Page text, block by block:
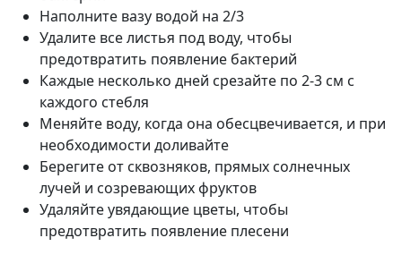
Наполните вазу водой на 2/3
Удалите все листья под воду, чтобы
предотвратить появление бактерий
Каждые несколько дней срезайте по 2-3 см с
каждого стебля
Меняйте воду, когда она обесцвечивается, и при
необходимости доливайте
Берегите от сквозняков, прямых солнечных
лучей и созревающих фруктов
Удаляйте увядающие цветы, чтобы
предотвратить появление плесени